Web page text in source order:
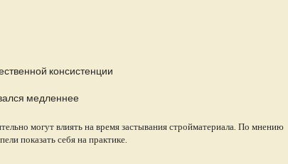
консистенции
медленнее
могут влиять на время застывания стройматериала. По мнению
показать себя на практике.